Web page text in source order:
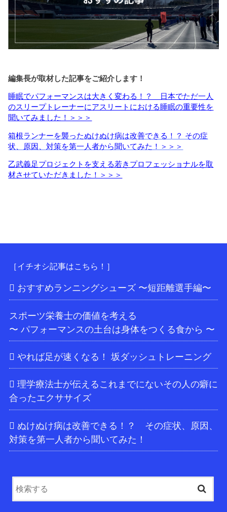
編集長が取材した記事をご紹介します！
睡眠でパフォーマンスは大きく変わる！？ 日本でただ一人
のスリープトレーナーにアスリートにおける睡眠の重要性を
聞いてみました！＞＞＞
箱根ランナーを襲ったぬけぬけ病は改善できる！？ その症
状、原因、対策を第一人者から聞いてみた！＞＞＞
乙武義足プロジェクトを支える若きプロフェッショナルを取
材させていただきました！＞＞＞
［イチオシ記事はこちら！］
おすすめランニングシューズ 〜短距離選手編〜
スポーツ栄養士の価値を考える
〜 パフォーマンスの土台は身体をつくる食から 〜
やれば足が速くなる！ 坂ダッシュトレーニング
理学療法士が伝えるこれまでにないその人の癖に
合ったエクササイズ
ぬけぬけ病は改善できる！？ その症状、原因、
対策を第一人者から聞いてみた！